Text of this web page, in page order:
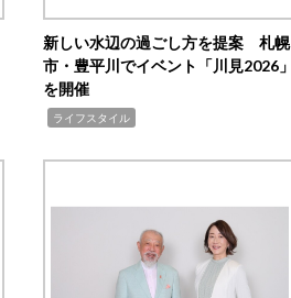
新しい水辺の過ごし方を提案 札幌
市・豊平川でイベント「川見2026」
を開催
ライフスタイル